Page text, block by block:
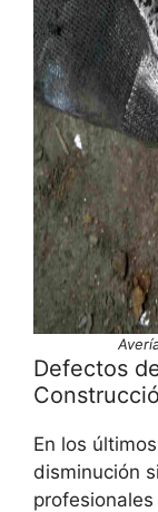
Defectos
En los
disminución